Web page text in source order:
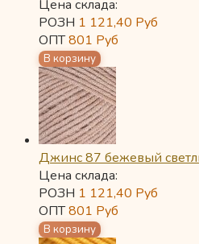
Цена склада:
РОЗН 1 121,40 Руб
ОПТ801 Руб
Джинс 87 бежевый
Цена склада:
РОЗН 1 121,40 Руб
ОПТ801 Руб